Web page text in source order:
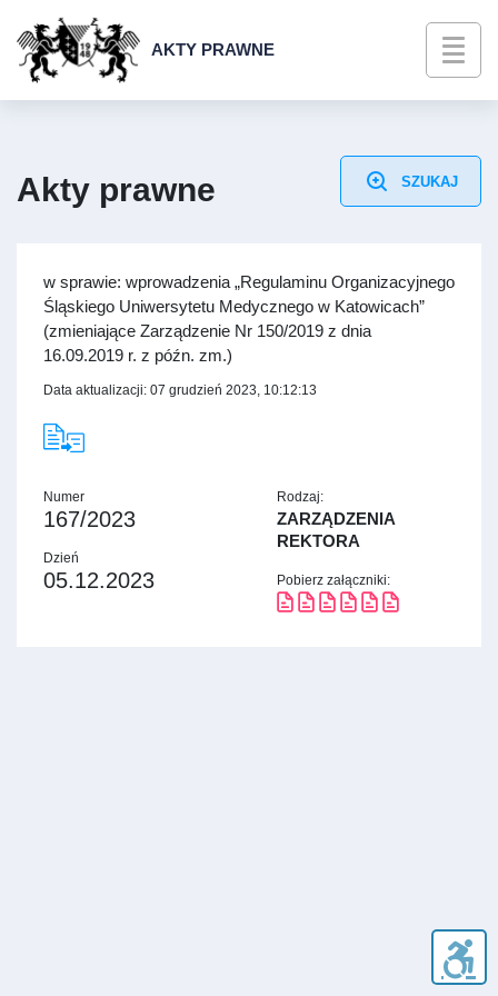
AKTY PRAWNE
SZUKAJ
Akty prawne
Numer
167/2023
Dzień
05.12.2023
w sprawie: wprowadzenia „Regulaminu Organizacyjnego
Śląskiego Uniwersytetu Medycznego w Katowicach”
(zmieniające Zarządzenie Nr 150/2019 z dnia
16.09.2019 r. z późn. zm.)
Data aktualizacji: 07 grudzień 2023, 10:12:13
Rodzaj:
ZARZĄDZENIA
REKTORA
Pobierz załączniki: